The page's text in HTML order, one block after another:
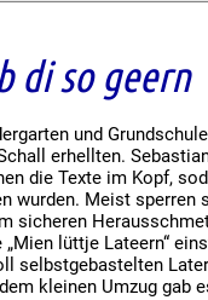
di so geern
und
erhellten.
die Texte im Kopf,
wurden. Meist sperren
sicheren
lüttje Lateern“
selbstgebastelten
kleinen Umzug gab